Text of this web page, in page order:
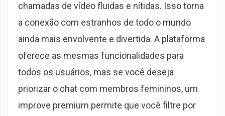
chamadas de vídeo fluidas e nítidas. Isso torna
a conexão com estranhos de todo o mundo
ainda mais envolvente e divertida. A plataforma
oferece as mesmas funcionalidades para
todos os usuários, mas se você deseja
priorizar o chat com membros femininos, um
improve premium permite que você filtre por